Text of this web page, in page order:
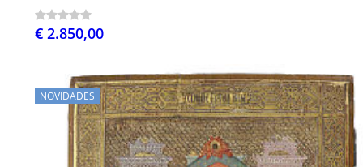
€ 2.850,00
NOVIDADES